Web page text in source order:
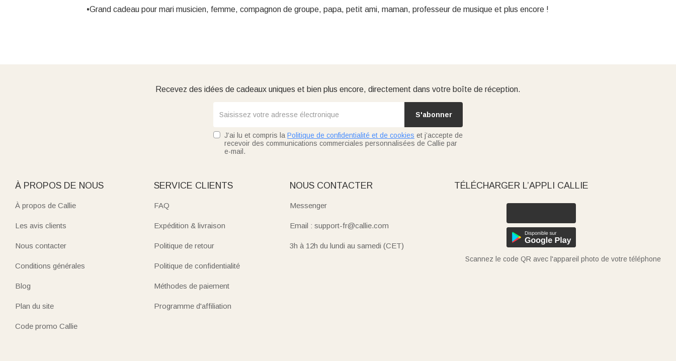
•Grand cadeau pour mari musicien, femme, compagnon de groupe, papa, petit ami, maman, professeur de musique et plus encore !
Recevez des idées de cadeaux uniques et bien plus encore, directement dans votre boîte de réception.
S'abonner
J’ai lu et compris la Politique de confidentialité et de cookies et j’accepte de
recevoir des communications commerciales personnalisées de Callie par
e-mail.
À PROPOS DE NOUS
À propos de Callie
Les avis clients
Nous contacter
Conditions générales
Blog
Plan du site
Code promo Callie
SERVICE CLIENTS
FAQ
Expédition & livraison
Politique de retour
Politique de confidentialité
Méthodes de paiement
Programme d'affiliation
NOUS CONTACTER
Messenger
Email : support-fr@callie.com
3h à 12h du lundi au samedi (CET)
TÉLÉCHARGER L’APPLI CALLIE
Scannez le code QR avec l'appareil photo de votre téléphone